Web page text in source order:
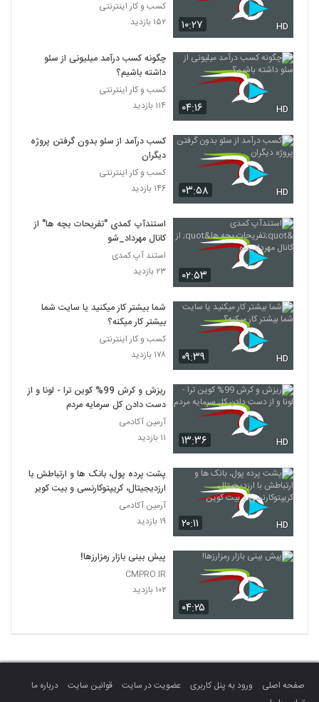
۱۰:۲۷ HD
کسب و کار اینترنتی
۱۵۲ بازدید
۰۴:۱۶ HD
چگونه کسب درآمد میلیونی از سئو
داشته باشیم؟
کسب و کار اینترنتی
۱۱۴ بازدید
۰۳:۵۸ HD
کسب درآمد از سئو بدون گرفتن پروژه
دیگران
کسب و کار اینترنتی
۱۴۶ بازدید
۰۲:۵۳
استندآپ کمدی "تفریحات بچه ها" از
کانال مهرداد_شو
استند آپ کمدی
۲۳ بازدید
۰۹:۳۹ HD
شما بیشتر کار میکنید یا سایت شما
بیشتر کار میکنه؟
کسب و کار اینترنتی
۱۷۸ بازدید
۱۳:۳۶ HD
ریزش و کرش 99% کوین ترا - لونا و از
دست دادن کل سرمایه مردم
آرمین آکادمی
۱۱ بازدید
۲۰:۱۱ HD
پشت پرده پول، بانک ها و ارتباطش با
ارزدیجیتال، کریپتوکارنسی و بیت کوین
آرمین آکادمی
۱۹ بازدید
۰۴:۲۵
پیش بینی بازار رمزارزها!
CMPRO.IR
۱۰۲ بازدید
صفحه اصلی ورود به پنل کاربری عضویت در سایت قوانین سایت
درباره ما